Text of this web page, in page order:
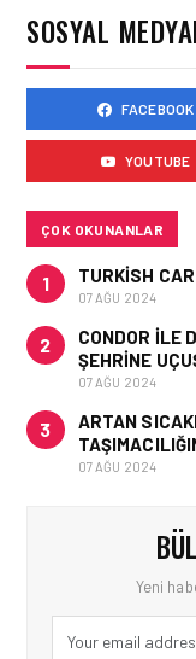
SOSYAL
FACEBOOK
YOUTUBE
ÇOK OKUNANLAR
1 TURKISH
07 AĞU 2024
2
CONDOR ILE
ŞEHRINE
07 AĞU 2024
3
ARTAN
07 AĞU 2024
Yeni